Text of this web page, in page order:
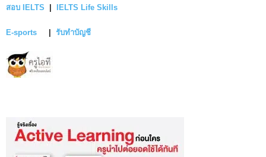
สอบ IELTS IELTS Life Skills
E-sports รับทำบัญชี